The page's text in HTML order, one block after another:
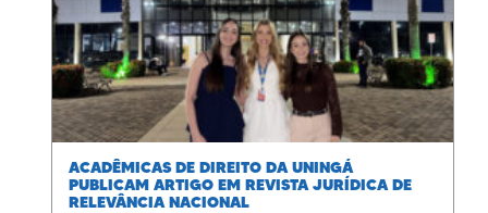
ACADÊMICAS DE DIREITO DA UNINGÁ
PUBLICAM ARTIGO EM REVISTA JURÍDICA DE
RELEVÂNCIA NACIONAL